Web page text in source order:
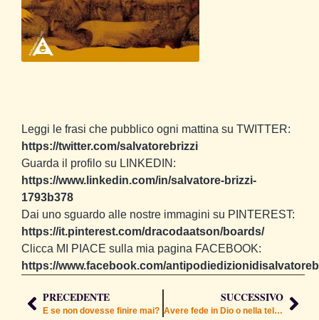
Leggi le frasi che pubblico ogni mattina su TWITTER:
https://twitter.com/salvatorebrizzi
Guarda il profilo su LINKEDIN:
https://www.linkedin.com/in/salvatore-brizzi-
1793b378
Dai uno sguardo alle nostre immagini su PINTEREST:
https://it.pinterest.com/dracodaatson/boards/
Clicca MI PIACE sulla mia pagina FACEBOOK:
https://www.facebook.com/
PRECEDENTE
E se non dovesse finire mai?
SUCCESSIVO
Avere fede in Dio o nella televisione